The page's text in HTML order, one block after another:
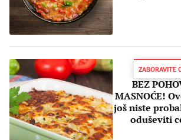
ZABORAVITE
BEZ
MASNOĆE!
još niste
oduševiti